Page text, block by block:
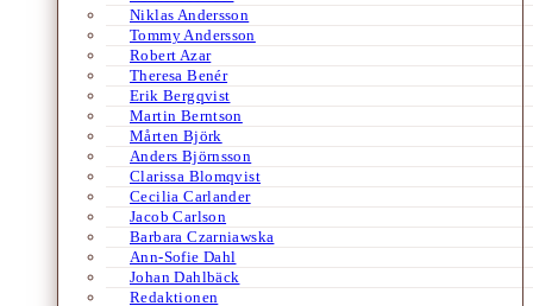
Niklas Andersson
Tommy Andersson
Robert Azar
Theresa Benér
Erik Bergqvist
Martin Berntson
Mårten Björk
Anders Björnsson
Clarissa Blomqvist
Cecilia Carlander
Jacob Carlson
Barbara Czarniawska
Ann-Sofie Dahl
Johan Dahlbäck
Redaktionen